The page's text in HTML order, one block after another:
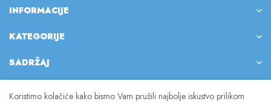
INFORMACIJE
KATEGORIJE
SADRŽAJ
Koristimo kolačiće kako bismo Vam pružili najbolje iskustvo prilikom